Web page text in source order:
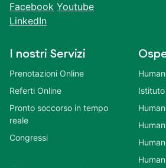
Facebook Youtube
LinkedIn
I nostri Servizi
Prenotazioni Online
Referti Online
Pronto soccorso in tempo
reale
Congressi